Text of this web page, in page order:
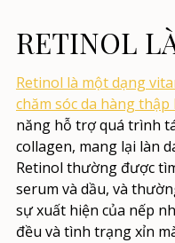
RETINOL
Retinol là một dạng
chăm sóc da hàng thập
năng hỗ trợ quá trình
collagen, mang lại làn
Retinol thường được
serum và dầu, và
sự xuất hiện của nếp
đều và tình trạng xỉn